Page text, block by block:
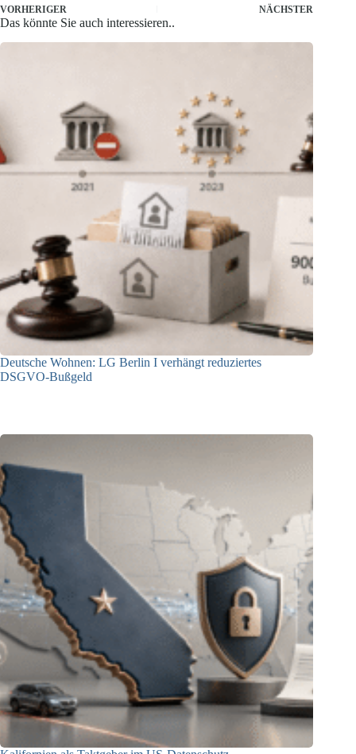
VORHERIGER NÄCHSTER
Das könnte Sie auch interessieren..
Deutsche Wohnen: LG Berlin I verhängt reduziertes
DSGVO-Bußgeld